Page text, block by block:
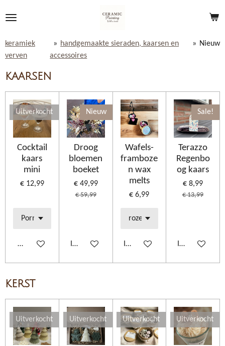
direct
de
hoofdinhoud
keramiek
verven
» handgemaakte sieraden, kaarsen en
accessoires
» Nieuw
kaarsen
Uitverkocht
Cocktail
kaars
mini
€ 12,99
Houd mij op de hoogte
Nieuw
Droog
bloemen
boeket
€ 49,99
€ 59,99
In winkelwagen
Wafels-
framboze
n wax
melts
€ 6,99
In winkelwagen
Sale!
Terazzo
Regenbo
og kaars
€ 8,99
€ 13,99
In
kerst
Uitverkocht Uitverkocht Uitverkocht Uitverkocht